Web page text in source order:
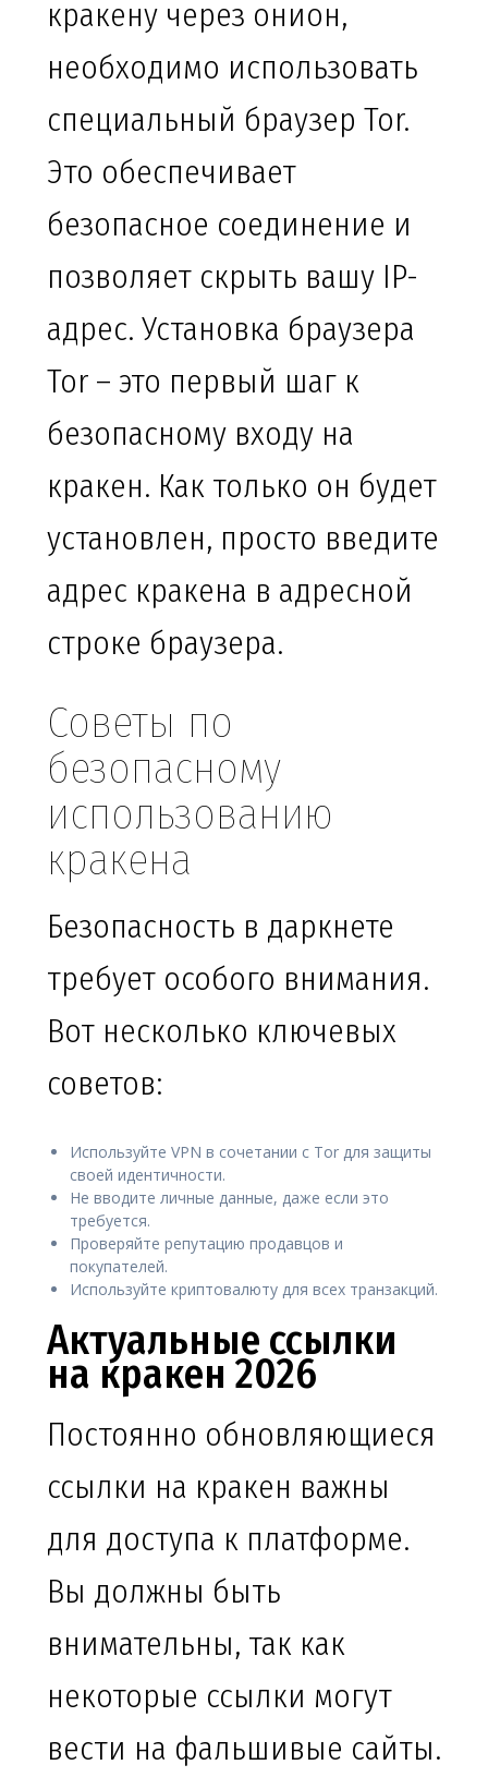
кракену через онион,
необходимо использовать
специальный браузер Tor.
Это обеспечивает
безопасное соединение и
позволяет скрыть вашу IP-
адрес. Установка браузера
Tor – это первый шаг к
безопасному входу на
кракен. Как только он будет
установлен, просто введите
адрес кракена в адресной
строке браузера.
Советы по
безопасному
использованию
кракена
Безопасность в даркнете
требует особого внимания.
Вот несколько ключевых
советов:
Используйте VPN в сочетании с Tor для защиты
своей идентичности.
Не вводите личные данные, даже если это
требуется.
Проверяйте репутацию продавцов и
покупателей.
Используйте криптовалюту для всех транзакций.
Актуальные ссылки
на кракен 2026
Постоянно обновляющиеся
ссылки на кракен важны
для доступа к платформе.
Вы должны быть
внимательны, так как
некоторые ссылки могут
вести на фальшивые сайты.